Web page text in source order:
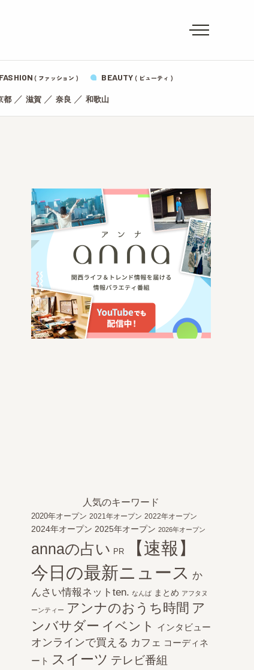
FASHION ( ファッション ) BEAUTY ( ビューティ )
都／ 滋賀／ 奈良 ／ 和歌山
人気のキーワード
2020年オープン 2021年オープン 2022年オープン
2024年オープン 2025年オープン 2026年オープン
annaの占い PR
【速報】
今日の最新ニュース か
んさい情報ネットten. なんば まとめ アフタヌ
ーンティー アンナのおうち時間 ア
ンバサダー イベント インタビュー
オンラインで買える カフェ コーディネ
ート
スイーツ テレビ番組